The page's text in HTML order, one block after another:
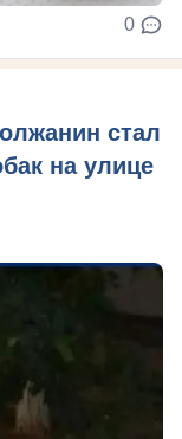
0
стал
на улице